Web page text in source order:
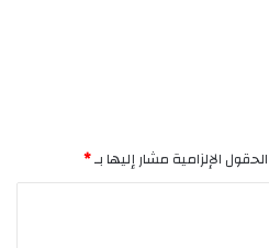
الحقول الإلزامية مشار إليها بـ*